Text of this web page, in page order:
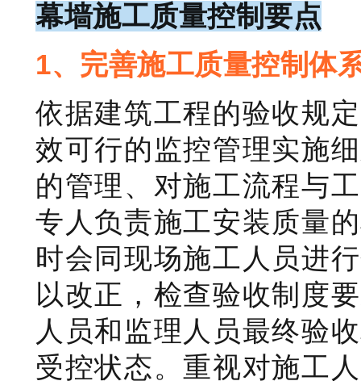
幕墙施工质量控制要点
1、完善施工质量控制体
依据建筑工程的验收规
效可行的监控管理实施
的管理、对施工流程与
专人负责施工安装质量
时会同现场施工人员进
以改正，检查验收制度
人员和监理人员最终验
受控状态。重视对施工